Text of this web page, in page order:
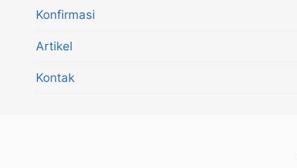
Konfirmasi
Artikel
Kontak